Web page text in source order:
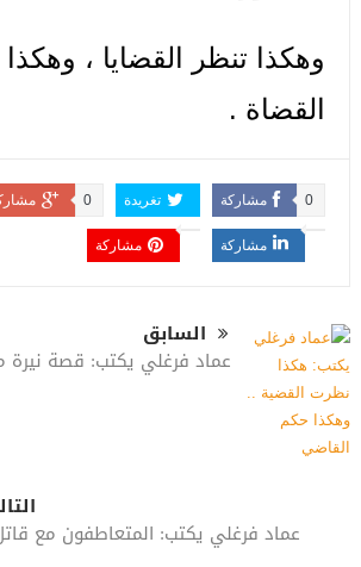
وهكذا تنظر القضايا ،
القضاة .
مشاركة 0 تغريدة 0
مشاركة مشاركة
السابق
عماد فرغلي يكتب: قصة نيرة
عماد فرغلي يكتب: المتعاطفون مع